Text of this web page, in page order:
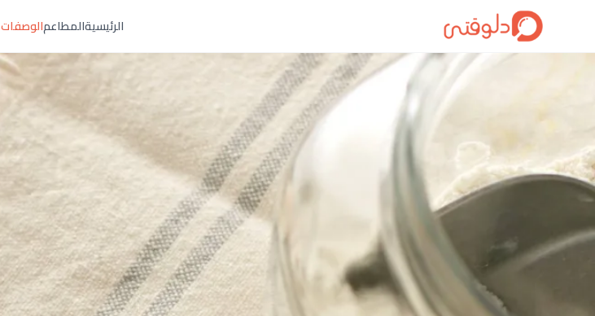
الرئيسيةالمطاعمالوصفات